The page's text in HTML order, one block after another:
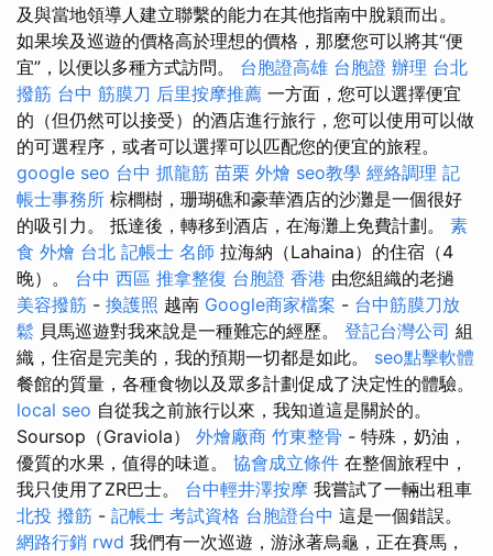
及與當地領導人建立聯繫的能力在其他指南中脫穎而出。
如果埃及巡遊的價格高於理想的價格，那麼您可以將其“便
宜”，以便以多種方式訪問​​。 台胞證高雄 台胞證 辦理 台北
撥筋 台中 筋膜刀 后里按摩推薦 一方面，您可以選擇便宜
的（但仍然可以接受）的酒店進行旅行，您可以使用可以做
的可選程序，或者可以選擇可以匹配您的便宜的旅程。
google seo 台中 抓龍筋 苗栗 外燴 seo教學 經絡調理 記
帳士事務所 棕櫚樹，珊瑚礁和豪華酒店的沙灘是一個很好
的吸引力。 抵達後，轉移到酒店，在海灘上免費計劃。 素
食 外燴 台北 記帳士 名師 拉海納（Lahaina）的住宿（4
晚）。 台中 西區 推拿整復 台胞證 香港 由您組織的老撾
美容撥筋 - 換護照 越南 Google商家檔案 - 台中筋膜刀放
鬆 貝馬巡遊對我來說是一種難忘的經歷。 登記台灣公司 組
織，住宿是完美的，我的預期一切都是如此。 seo點擊軟體
餐館的質量，各種食物以及眾多計劃促成了決定性的體驗。
local seo 自從我之前旅行以來，我知道這是關於的。
Soursop（Graviola） 外燴廠商 竹東整骨 - 特殊，奶油，
優質的水果，值得的味道。 協會成立條件 在整個旅程中，
我只使用了ZR巴士。 台中輕井澤按摩 我嘗試了一輛出租車
北投 撥筋 - 記帳士 考試資格 台胞證台中 這是一個錯誤。
網路行銷 rwd 我們有一次巡遊，游泳著烏龜，正在賽馬，